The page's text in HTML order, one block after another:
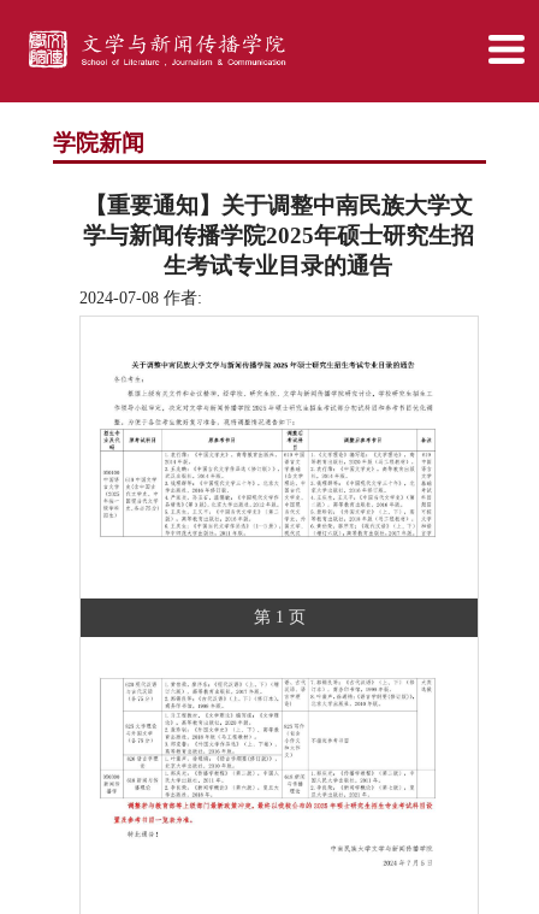
学院新闻
【重要通知】关于调整中南民族大学文
学与新闻传播学院2025年硕士研究生招
生考试专业目录的通告
2024-07-08 作者:
第 1 页